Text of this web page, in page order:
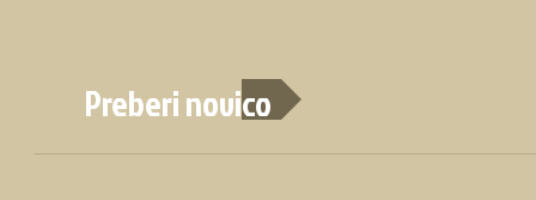
Preberi novico